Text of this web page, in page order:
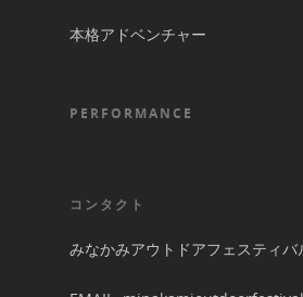
本格アドベンチャー
PERFORMANCE
コンタクト
みなかみアウトドアフェスティバ